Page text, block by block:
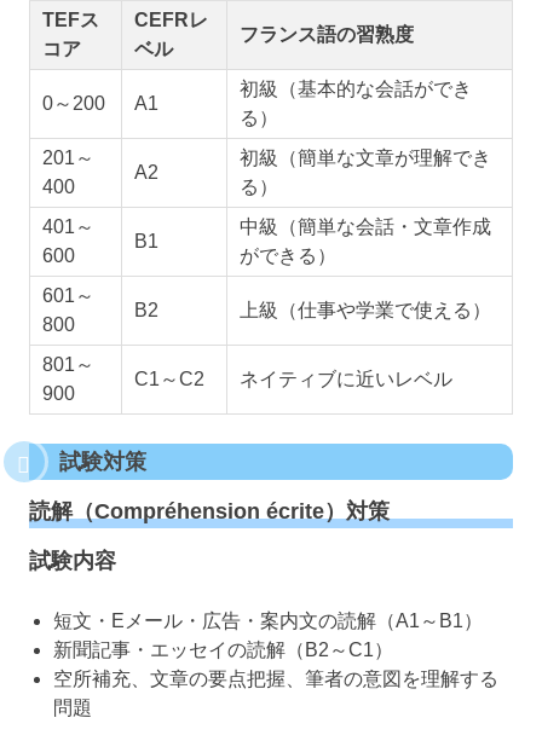
TEFス
コア
CEFRレ
ベル
フランス語の習熟度
0～200 A1
初級（基本的な会話ができ
る）
201～
400
A2
初級（簡単な文章が理解でき
る）
401～
600
B1
中級（簡単な会話・文章作成
ができる）
601～
800
B2 上級（仕事や学業で使える）
801～
900
C1～C2 ネイティブに近いレベル
試験対策
読解（Compréhension écrite）対策
試験内容
短文・Eメール・広告・案内文の読解（A1～B1）
新聞記事・エッセイの読解（B2～C1）
空所補充、文章の要点把握、筆者の意図を理解する
問題